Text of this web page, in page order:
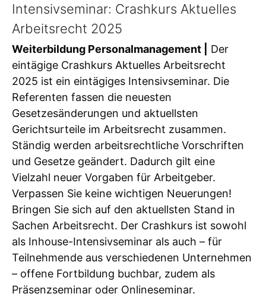
Intensivseminar: Crashkurs Aktuelles
Arbeitsrecht 2025
Weiterbildung Personalmanagement |
Der
eintägige Crashkurs Aktuelles Arbeitsrecht
2025 ist ein eintägiges Intensivseminar. Die
Referenten fassen die neuesten
Gesetzesänderungen und aktuellsten
Gerichtsurteile im Arbeitsrecht zusammen.
Ständig werden arbeitsrechtliche Vorschriften
und Gesetze geändert. Dadurch gilt eine
Vielzahl neuer Vorgaben für Arbeitgeber.
Verpassen Sie keine wichtigen Neuerungen!
Bringen Sie sich auf den aktuellsten Stand in
Sachen Arbeitsrecht. Der Crashkurs ist sowohl
als Inhouse-Intensivseminar als auch – für
Teilnehmende aus verschiedenen Unternehmen
– offene Fortbildung buchbar, zudem als
Präsenzseminar oder Onlineseminar.